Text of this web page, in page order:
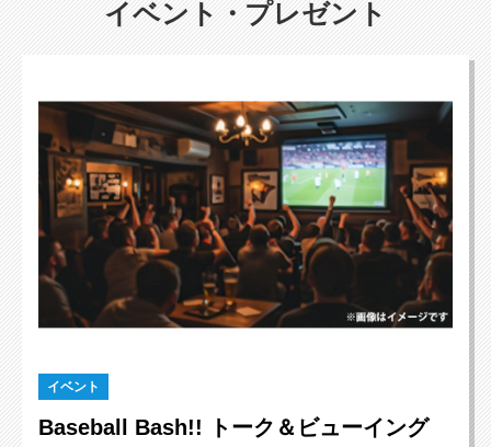
イベント・プレゼント
イベント
Baseball Bash!! トーク＆ビューイング